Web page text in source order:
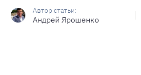
Андрей Ярошенко